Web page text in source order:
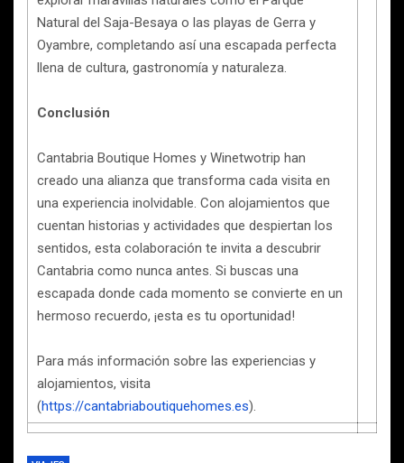
Natural del Saja-Besaya o las playas de Gerra y
Oyambre, completando así una escapada perfecta
llena de cultura, gastronomía y naturaleza.
Conclusión
Cantabria Boutique Homes y Winetwotrip han
creado una alianza que transforma cada visita en
una experiencia inolvidable. Con alojamientos que
cuentan historias y actividades que despiertan los
sentidos, esta colaboración te invita a descubrir
Cantabria como nunca antes. Si buscas una
escapada donde cada momento se convierte en un
hermoso recuerdo, ¡esta es tu oportunidad!
Para más información sobre las experiencias y
alojamientos, visita
(https://cantabriaboutiquehomes.es).